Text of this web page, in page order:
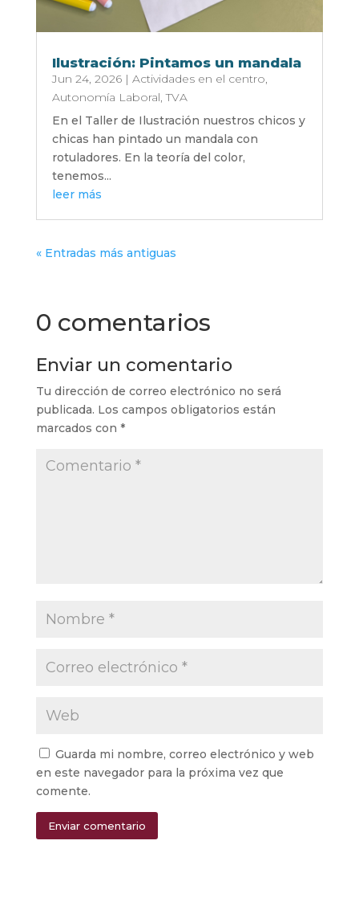
Ilustración: Pintamos un mandala
Jun 24, 2026| Actividades en el centro,
Autonomía Laboral,TVA
En el Taller de Ilustración nuestros chicos y
chicas han pintado un mandala con
rotuladores. En la teoría del color,
tenemos...
leer más
« Entradas más antiguas
0 comentarios
Enviar un comentario
Tu dirección de correo electrónico no será
publicada. Los campos obligatorios están
marcados con *
Guarda mi nombre, correo electrónico y web
en este navegador para la próxima vez que
comente.
Enviar comentario